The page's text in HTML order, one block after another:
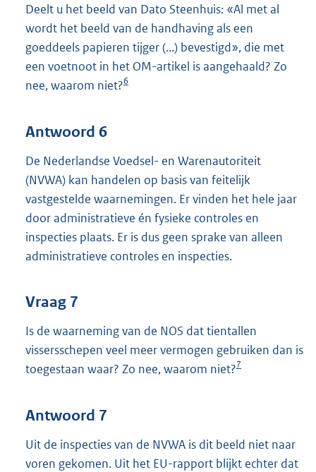
Deelt u het beeld van Dato Steenhuis: «Al met al
wordt het beeld van de handhaving als een
goeddeels papieren tijger (...) bevestigd», die met
een voetnoot in het OM-artikel is aangehaald? Zo
nee, waarom niet?6
Antwoord 6
De Nederlandse Voedsel- en Warenautoriteit
(NVWA) kan handelen op basis van feitelijk
vastgestelde waarnemingen. Er vinden het hele jaar
door administratieve én fysieke controles en
inspecties plaats. Er is dus geen sprake van alleen
administratieve controles en inspecties.
Vraag 7
Is de waarneming van de NOS dat tientallen
vissersschepen veel meer vermogen gebruiken dan is
toegestaan waar? Zo nee, waarom niet?7
Antwoord 7
Uit de inspecties van de NVWA is dit beeld niet naar
voren gekomen. Uit het EU-rapport blijkt echter dat